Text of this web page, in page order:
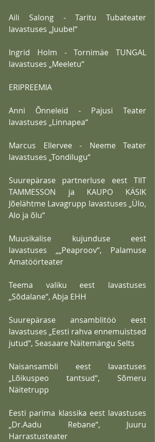
Aili Salong - Taritu Tubateater
lavastuses „Juubel“
Ingrid Holm - Tornimäe TUNGAL
lavastuses „Meeletu“
ERIPREEMIA
Anni Õnneleid - Pajusi Teater
lavastuses „Linnapea“
Marcus Ellervee - Neeme Teater
lavastuses „Tondilugu“
Suurepärase partnerluse eest TIIT
TAMMESSON ja KAUPO KÄSIK
Jõelähtme Lavagrupp lavastuses „Ülo,
Alo ja õlu“
Muusikalise kujunduse eest
lavastuses „„Peaproov“, Palamuse
Amatöörteater
Teema valiku eest lavastuses
„Sõdalane“, Abja EHH
Suurepärase ansamblitöö eest
lavastuses „Eesti rahva ennemuistsed
jutud“, Seasaare Näitemängu Selts
Naisansambli eest lavastuses
„Lõikuspeo tantsud“, Sõmeru
Näitetrupp
Eesti parima klassika eest lavastuses
„Dr.Aadu Rebane“, Juuru
Harrastusteater